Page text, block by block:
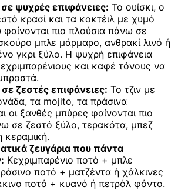
ψυχρές επιφάνειες: Το ουίσκι, ο
κρασί και τα κοκτέιλ με χυμό
φαίνονται πιο πλούσια πάνω σε
μπλε μάρμαρο, ανθρακί λινό ή
γκρι ξύλο. Η ψυχρή επιφάνεια
και καφέ τόνους να
ζεστές επιφάνειες: Το τζιν με
τα mojito, τα πράσινα
οι ξανθές μπύρες φαίνονται πιο
σε ζεστό ξύλο, τερακότα, μπεζ
κεραμική.
ζευγάρια που πάντα
Κεχριμπαρένιο ποτό + μπλε
ποτό + ματζέντα ή χάλκινες
ποτό + κυανό ή πετρόλ φόντο.